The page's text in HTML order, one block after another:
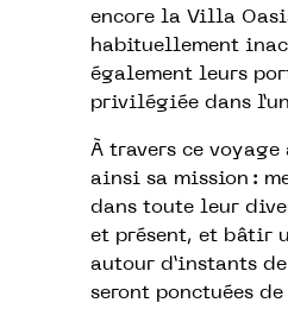
encore la Villa
habituellement
également leurs
privilégiée dans
À travers ce
ainsi sa mission :
dans toute leur
et présent, et bâtir
autour d’instants
seront ponctuées